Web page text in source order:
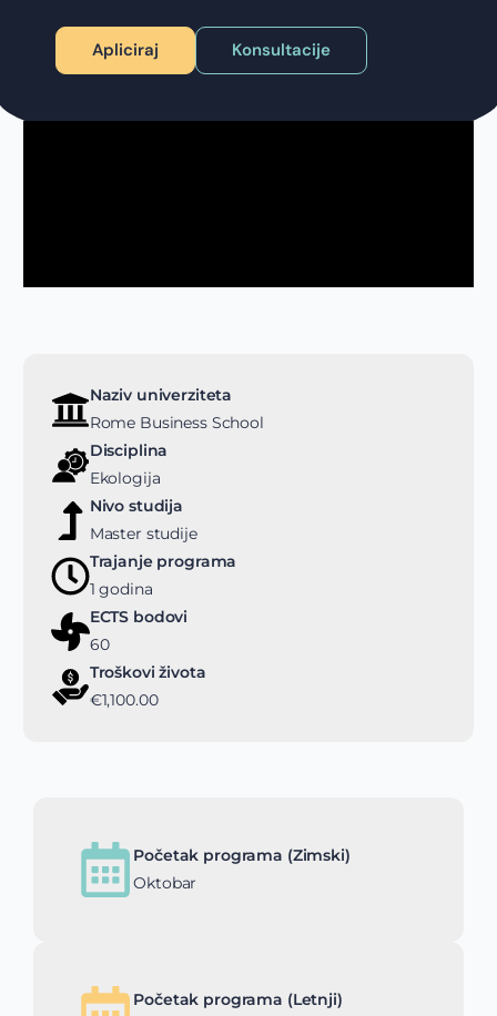
Apliciraj Konsultacije
Naziv univerziteta
Rome Business School
Disciplina
Ekologija
Nivo studija
Master studije
Trajanje programa
1 godina
ECTS bodovi
60
Troškovi života
€1,100.00
Početak programa (Zimski)
Oktobar
Početak programa (Letnji)